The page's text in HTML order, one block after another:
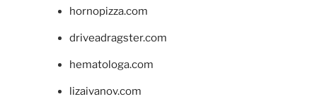
hornopizza.com
driveadragster.com
hematologa.com
lizaivanov.com